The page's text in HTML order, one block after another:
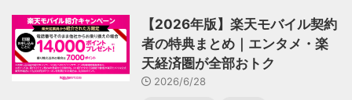
【2026年版】楽天モバイル契約
者の特典まとめ｜エンタメ・楽
天経済圏が全部おトク
2026/6/28